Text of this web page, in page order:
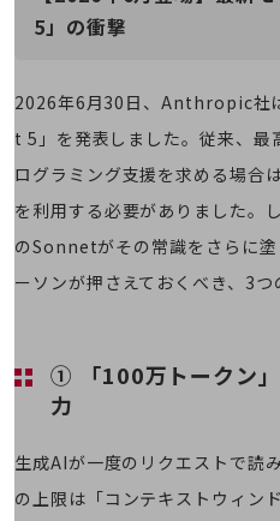
その他のお悩みはこちら
製造業
運輸業
建設業
地域産業
ビジネスお悩み診断
NTTドコモビジネス
モバイル・ICTサービスをオンラインで
相談・申し込みができるバーチャルショ
5」の衝撃
2026年6月30日、Anthropic社
t 5」を発表しました。従来、最
ログラミング支援を求める場合
を利用する必要がありました。
のSonnetがその常識をさらに
ーソンが押さえておくべき、3つ
① 「100万トークン
力
生成AIが一度のリクエストで読
の上限は「コンテキストウィン